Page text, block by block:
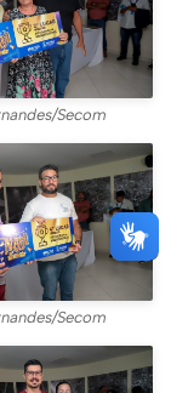
Secom
Secom